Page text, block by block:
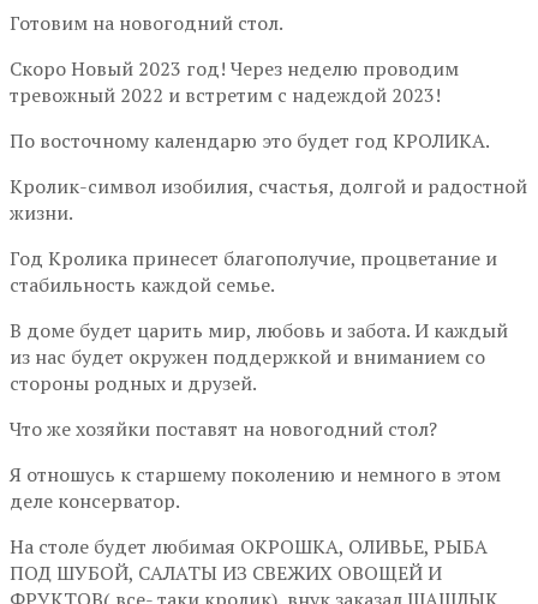
Готовим на новогодний стол.
Скоро Новый 2023 год! Через неделю проводим
тревожный 2022 и встретим с надеждой 2023!
По восточному календарю это будет год КРОЛИКА.
Кролик-символ изобилия, счастья, долгой и радостной
жизни.
Год Кролика принесет благополучие, процветание и
стабильность каждой семье.
В доме будет царить мир, любовь и забота. И каждый
из нас будет окружен поддержкой и вниманием со
стороны родных и друзей.
Что же хозяйки поставят на новогодний стол?
Я отношусь к старшему поколению и немного в этом
деле консерватор.
На столе будет любимая ОКРОШКА, ОЛИВЬЕ, РЫБА
ПОД ШУБОЙ, САЛАТЫ ИЗ СВЕЖИХ ОВОЩЕЙ И